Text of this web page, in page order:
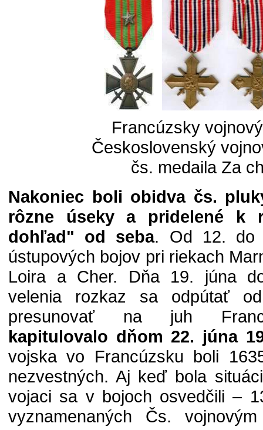
Francúzsky
Československý
čs. medaila Za
Nakoniec boli obidva čs.
rôzne úseky a pridelené k
dohľad" od seba. Od 12. do
ústupových bojov pri riekach
Loira a Cher. Dňa 19. júna
velenia rozkaz sa odpútať
presunovať na juh
kapitulovalo dňom 22. júna
vojska vo Francúzsku boli
nezvestných. Aj keď bola
vojaci sa v bojoch osvedčili –
vyznamenaných Čs.